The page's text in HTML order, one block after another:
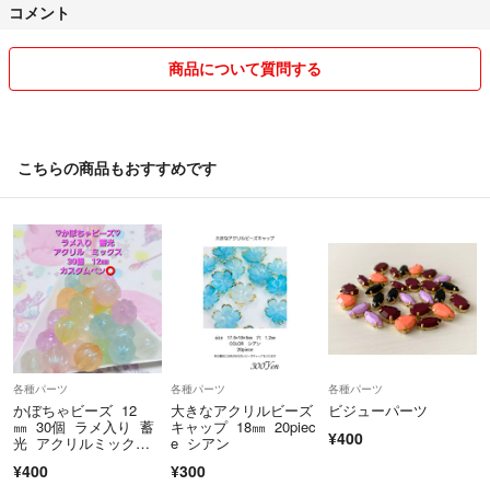
方法の変更のご相談をお願いします。
気持ちの良いお取引を心がけています。
コメント
商品について質問する
こちらの商品もおすすめです
各種パーツ
かぼちゃビーズ 12
㎜ 30個 ラメ入り 蓄
光 アクリルミック
¥400
各種パーツ
大きなアクリルビーズ
キャップ 18㎜ 20piec
e シアン
¥300
各種パーツ
ビジューパーツ
¥400